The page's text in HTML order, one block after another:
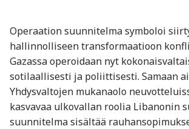
Operaation suunnitelma symboloi
hallinnolliseen transformaatioon
Gazassa operoidaan nyt
sotilaallisesti ja poliittisesti. Samaan
Yhdysvaltojen mukanaolo
kasvavaa ulkovallan roolia Libanonin
suunnitelma sisältää